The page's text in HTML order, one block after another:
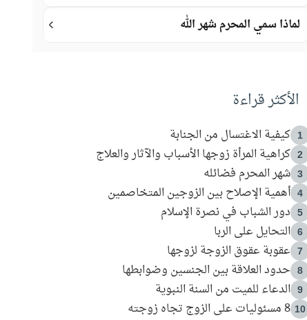
لماذا سمي المحرم شهر الله
الأكثر قراءة
1 كيفية الاغتسال من الجنابة
2 كراهية المرأة زوجها الأسباب والآثار والعلاج
3 شهر المحرم فضائله
4 أهمية الإصلاح بين الزوجين المتخاصمين
5 دور الشباب في نصرة الإسلام
6 التحايل على الربا
7 عقوبة عقوق الزوجة لزوجها
8 حدود العلاقة بين الجنسين وضوابطها
9 الدعاء للميت من السنة النبوية
10 8 مسئوليات على الزوج تجاه زوجته